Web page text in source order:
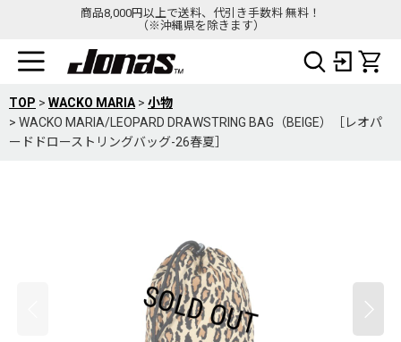
商品8,000円以上で送料、代引き手数料 無料！
（※沖縄県を除きます）
TOP > WACKO MARIA > 小物
> WACKO MARIA/LEOPARD DRAWSTRING BAG（BEIGE）［レオパ
ードドローストリングバッグ-26春夏］